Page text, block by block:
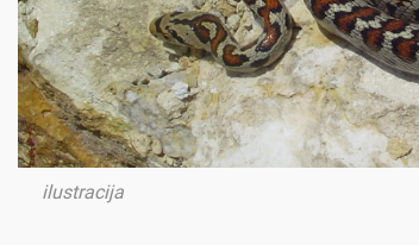
ilustracija